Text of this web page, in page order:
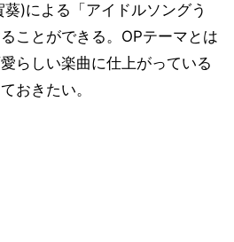
)による「アイドルソングう
ことができる。OPテーマとは
らしい楽曲に仕上がっている
おきたい。